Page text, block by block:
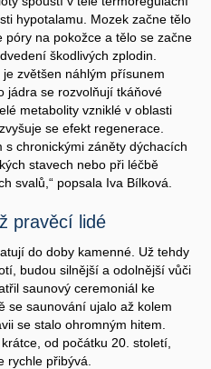
hypotalamu. Mozek začne tělo
na pokožce a tělo se začne
škodlivých zplodin.
zvětšen náhlým přísunem
jádra se rozvolňují tkáňové
metabolity vzniklé v oblasti
se efekt regenerace.
chronickými záněty dýchacích
stavech nebo při léčbě
svalů,“ popsala Iva Bílková.
pravěcí lidé
do doby kamenné. Už tehdy
budou silnější a odolnější vůči
saunový ceremoniál ke
se saunování ujalo až kolem
se stalo ohromným hitem.
od počátku 20. století,
rychle přibývá.